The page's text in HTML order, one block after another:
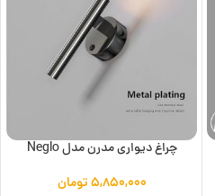
چراغ دیواری مدرن مدل Neglo
۵,۸۵۰,۰۰۰تومان